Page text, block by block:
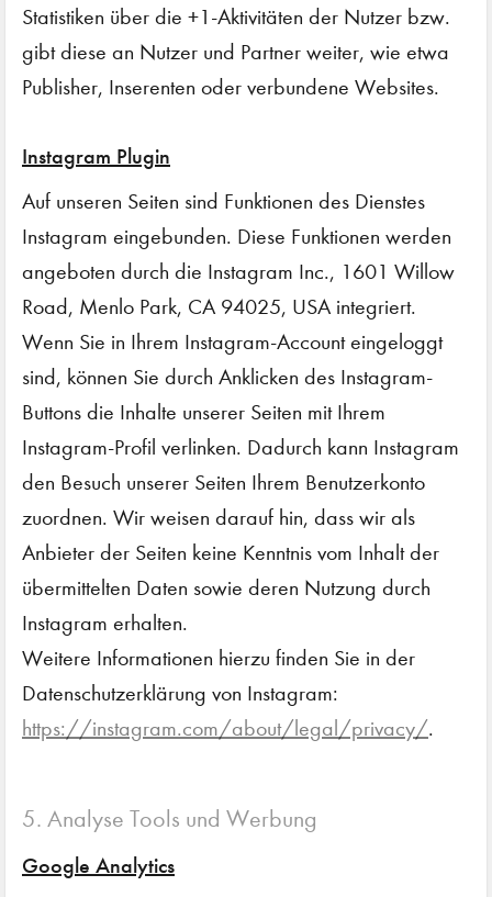
Statistiken über die +1-Aktivitäten der Nutzer bzw.
gibt diese an Nutzer und Partner weiter, wie etwa
Publisher, Inserenten oder verbundene Websites.
Instagram Plugin
Auf unseren Seiten sind Funktionen des Dienstes
Instagram eingebunden. Diese Funktionen werden
angeboten durch die Instagram Inc., 1601 Willow
Road, Menlo Park, CA 94025, USA integriert.
Wenn Sie in Ihrem Instagram-Account eingeloggt
sind, können Sie durch Anklicken des Instagram-
Buttons die Inhalte unserer Seiten mit Ihrem
Instagram-Profil verlinken. Dadurch kann Instagram
den Besuch unserer Seiten Ihrem Benutzerkonto
zuordnen. Wir weisen darauf hin, dass wir als
Anbieter der Seiten keine Kenntnis vom Inhalt der
übermittelten Daten sowie deren Nutzung durch
Instagram erhalten.
Weitere Informationen hierzu finden Sie in der
Datenschutzerklärung von Instagram:
https://instagram.com/about/legal/privacy/.
5. Analyse Tools und Werbung
Google Analytics